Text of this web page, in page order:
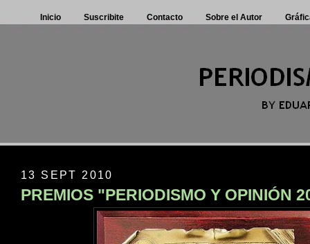
Inicio Suscribite Contacto Sobre el Autor
13 SEPT 2010
PREMIOS "PERIODISMO Y OPINIÓN